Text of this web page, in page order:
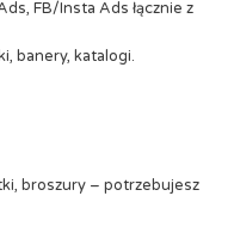
FB/Insta Ads łącznie z
banery, katalogi.
broszury – potrzebujesz